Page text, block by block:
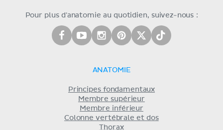
Pour plus d'anatomie au quotidien, suivez-nous :
ANATOMIE
Principes fondamentaux
Membre supérieur
Membre inférieur
Colonne vertébrale et dos
Thorax